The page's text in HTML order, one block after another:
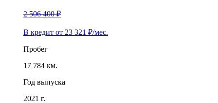
2 506 400 ₽
В кредит от 23 321 ₽/мес.
Пробег
17 784 км.
Год выпуска
2021 г.